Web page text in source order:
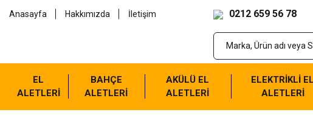
Anasayfa Hakkımızda İletişim 0212 659 56 78
EL
ALETLERİ
BAHÇE
ALETLERİ
AKÜLÜ EL
ALETLERİ
ELEKTRİKLİ EL
ALETLERİ